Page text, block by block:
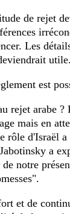
de rejet
Les
utile.
est
rejet arabe ?
mais en
rôle d'Israël
a
notre
et de